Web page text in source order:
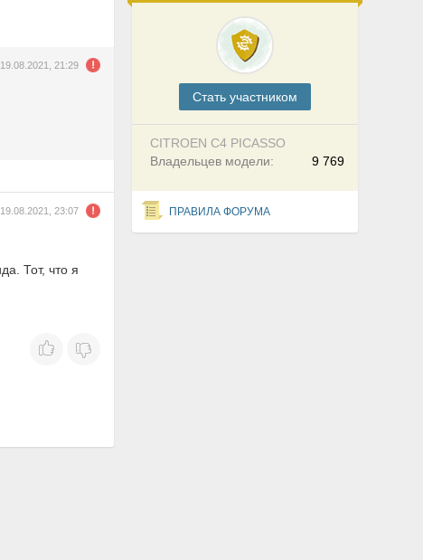
Cтать участником
CITROEN C4 PICASSO
9 769
Владельцев модели:
ПРАВИЛА ФОРУМА
19.08.2021, 21:29
19.08.2021, 23:07
Тот, что я